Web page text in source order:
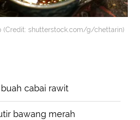
(Credit: shutterstock.com/g/chettarin)
buah cabai rawit
bawang merah